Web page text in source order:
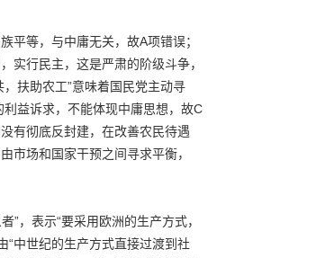
平等，与中庸无关，故A项错误；
实行民主，这是严肃的阶级斗争，
扶助农工”意味着国民党主动寻
益诉求，不能体现中庸思想，故C
有彻底反封建，在改善农民待遇
市场和国家干预之间寻求平衡，
”，表示“要采用欧洲的生产方式，
“中世纪的生产方式直接过渡到社